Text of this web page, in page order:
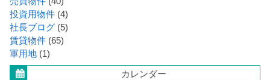
投資用物件 (4)
社長ブログ (5)
賃貸物件 (65)
軍用地 (1)
カレンダー